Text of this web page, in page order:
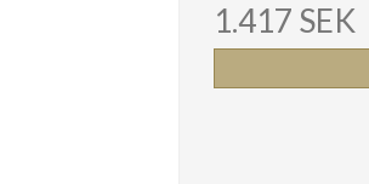
1.417 SEK